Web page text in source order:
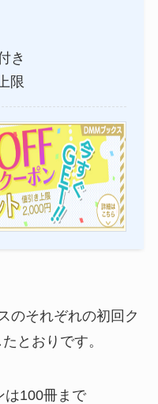
き
限
のそれぞれの初回ク
とおりです。
は100冊まで